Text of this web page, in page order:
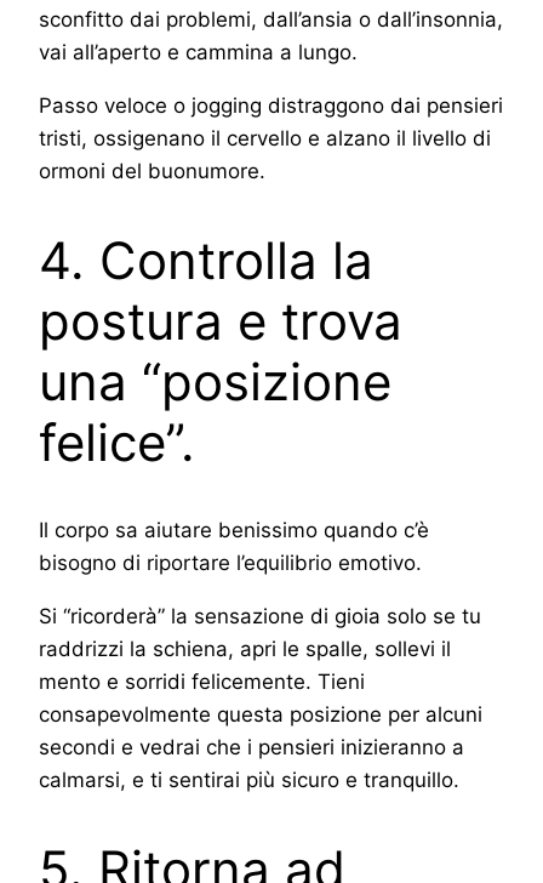
sconfitto dai problemi, dall’ansia o dall’insonnia,
vai all’aperto e cammina a lungo.
Passo veloce o jogging distraggono dai pensieri
tristi, ossigenano il cervello e alzano il livello di
ormoni del buonumore.
4. Controlla la
postura e trova
una “posizione
felice”.
Il corpo sa aiutare benissimo quando c’è
bisogno di riportare l’equilibrio emotivo.
Si “ricorderà” la sensazione di gioia solo se tu
raddrizzi la schiena, apri le spalle, sollevi il
mento e sorridi felicemente. Tieni
consapevolmente questa posizione per alcuni
secondi e vedrai che i pensieri inizieranno a
calmarsi, e ti sentirai più sicuro e tranquillo.
5. Ritorna ad